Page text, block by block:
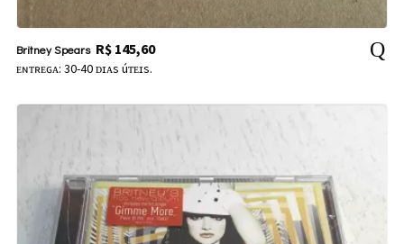
Britney Spears R$145,60
ᴇɴᴛʀᴇɢᴀ: 30-40 ᴅɪᴀs úᴛᴇɪs.